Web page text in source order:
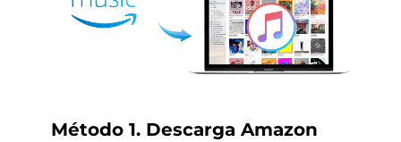
Método 1. Descarga Amazon